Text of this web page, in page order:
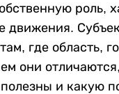
роль,
движения.
где область,
они
и какую